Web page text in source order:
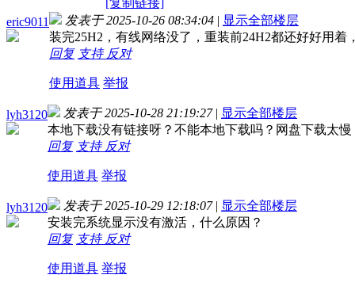
eric9011
发表于 2025-10-26 08:34:04 | 显示全部楼层
装完25H2，有线网络没了，重装前24H2都还好好用着
回复 支持 反对
使用道具 举报
lyh3120 发表于 2025-10-28 21:19:27 | 显示全部楼层
本地下载没有链接呀？不能本地下载吗？网盘下载太慢
回复 支持 反对
使用道具 举报
lyh3120 发表于 2025-10-29 12:18:07 | 显示全部楼层
安装完系统显示没有激活，什么原因？
回复 支持 反对
使用道具 举报